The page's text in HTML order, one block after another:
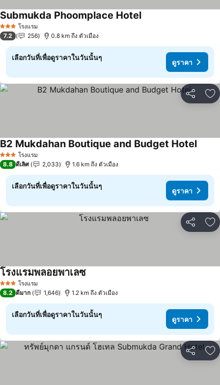
3 ดาว โรงแรม
Submukda Phoomplace Hotel
7.2 256 0.8 km ถึง ตัวเมือง
เลือกวันที่เพื่อดูราคาในวันนั้นๆ
ดูราคา
แชร์ เ
3 ดาว โรงแรม
B2 Mukdahan Boutique and Budget Hotel
8.8 ดีเลิศ 2,033 1.6 km ถึง ตัวเมือง
เลือกวันที่เพื่อดูราคาในวันนั้นๆ
ดูราคา
แชร์ เ
3 ดาว โรงแรม
โรงแรมพลอยพาเลซ
8.2 ดีมาก 1,646 1.2 km ถึง ตัวเมือง
เลือกวันที่เพื่อดูราคาในวันนั้นๆ
ดูราคา
แชร์ เ